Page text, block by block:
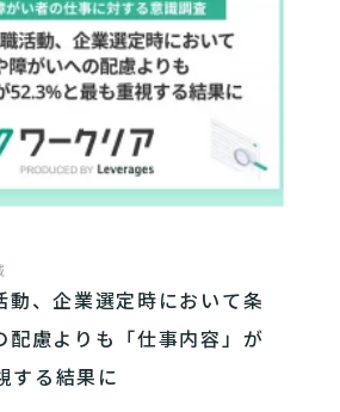
動、企業選定時において条
配慮よりも「仕事内容」が
する結果に